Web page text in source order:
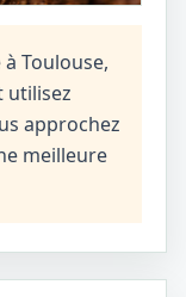
Toulouse,
utilisez
approchez
meilleure